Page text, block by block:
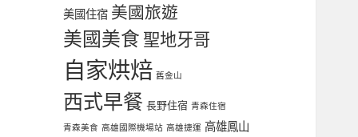
美國住宿 美國旅遊
美國美食 聖地牙哥
自家烘焙 舊金山
西式早餐 長野住宿 青森住宿
青森美食 高雄國際機場站 高雄捷運 高雄鳳山